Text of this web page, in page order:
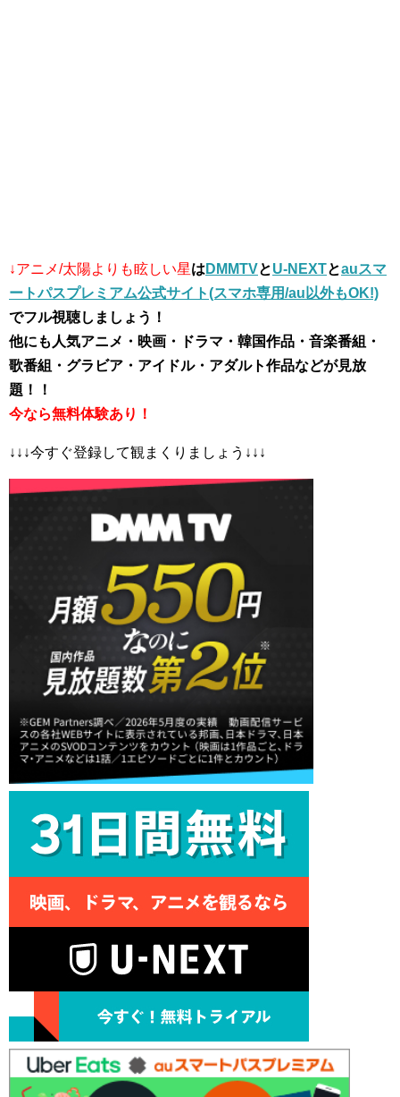
↓アニメ/太陽よりも眩しい星は DMMTVとU-NEXTとauスマ
ートパスプレミアム公式サイト(スマホ専用/au以外もOK!)
でフル視聴しましょう！
他にも人気アニメ・映画・ドラマ・韓国作品・音楽番組・
歌番組・グラビア・アイドル・アダルト作品などが見放
題！！
今なら無料体験あり！
↓↓↓今すぐ登録して観まくりましょう↓↓↓